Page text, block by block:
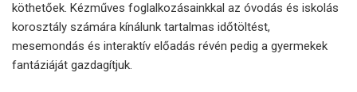
köthetőek. Kézműves foglalkozásainkkal az óvodás és iskolás
korosztály számára kínálunk tartalmas időtöltést,
mesemondás és interaktív előadás révén pedig a gyermekek
fantáziáját gazdagítjuk.